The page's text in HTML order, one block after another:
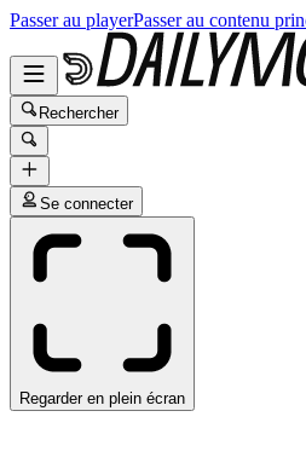
Passer au playerPasser au contenu
Rechercher
Se connecter
Regarder en plein écran